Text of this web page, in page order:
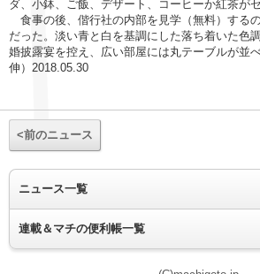
ダ、小鉢、ご飯、デザート、コーヒーか紅茶が
食事の後、偕行社の内部を見学（無料）する
だった。淡い青と白を基調にした落ち着いた色
婚披露宴を控え、広い部屋には丸テーブルが並
伸）2018.05.30
<前のニュース
ニュース一覧
連載＆マチの便利帳一覧